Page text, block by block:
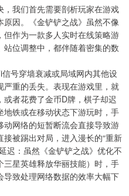
我们首先需要剖析玩家在游戏
因。《金铲铲之战》虽然不像
作为一款多人实时在线策略游
位调整中，都伴随着密集的数
号穿墙衰减或局域网内其他设
重的丢失。表现在游戏里，就
者花费了金币D牌，棋子却迟
铁或在移动状态下游玩时，手
网络的短暂断流会直接导致游
被踢出对局，进入漫长的“重新
迟：虽然《金铲铲之战》优化不
星英雄释放华丽技能）时，手
致处理网络数据的效率大幅下